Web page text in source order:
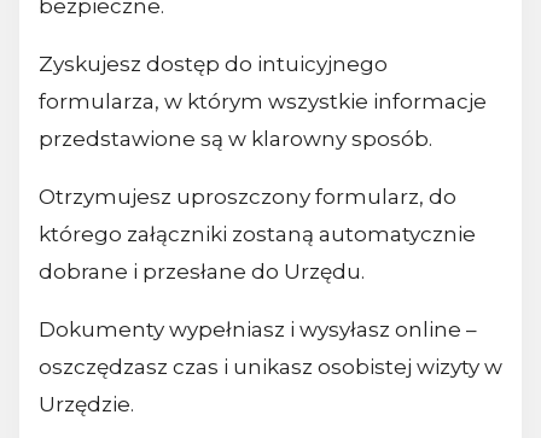
bezpieczne.
Zyskujesz dostęp do intuicyjnego
formularza, w którym wszystkie informacje
przedstawione są w klarowny sposób.
Otrzymujesz uproszczony formularz, do
którego załączniki zostaną automatycznie
dobrane i przesłane do Urzędu.
Dokumenty wypełniasz i wysyłasz online –
oszczędzasz czas i unikasz osobistej wizyty w
Urzędzie.